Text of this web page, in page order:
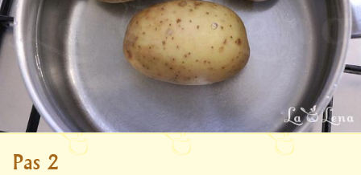
Pas 2